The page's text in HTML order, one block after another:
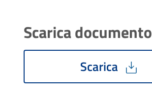
Scarica documento
Scarica